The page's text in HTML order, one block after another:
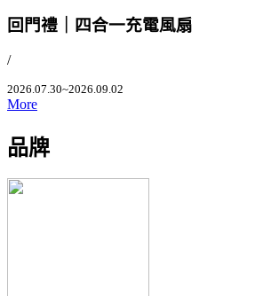
回門禮｜四合一充電風扇
/
2026.07.30~2026.09.02
More
品牌